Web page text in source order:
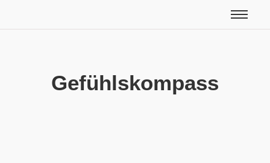
Gefühlskompass